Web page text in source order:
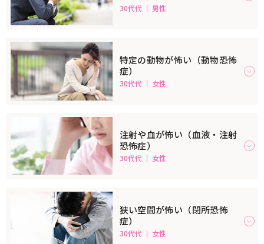
30代代 男性
特定の動物が怖い（動物恐怖
症）
30代代 女性
注射や血が怖い（血液・注射
恐怖症）
30代代 女性
狭い空間が怖い（閉所恐怖
症）
30代代 女性